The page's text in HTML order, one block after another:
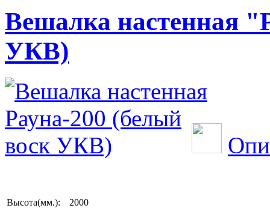
Вешалка настенная
УКВ)
Высота(мм.):
2000